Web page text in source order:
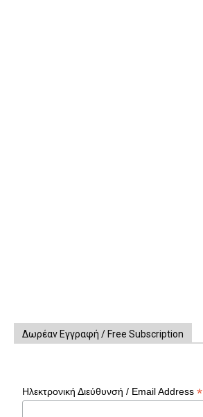
Δωρέαν Εγγραφή / Free Subscription
Ηλεκτρονική Διεύθυνσή / Email Address*